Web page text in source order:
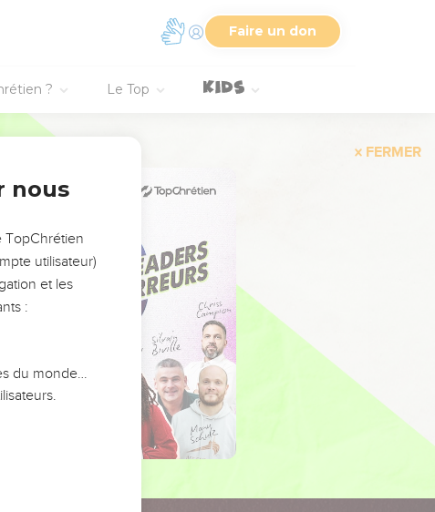
Faire un don
? Le Top
FERMER
nous
TopChrétien
utilisateur)
et les
:
du monde…